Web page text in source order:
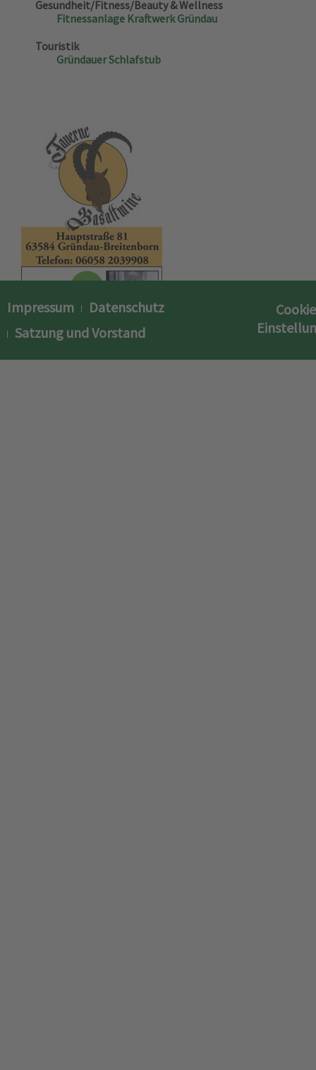
Gesundheit/Fitness/Beauty & Wellness
Fitnessanlage Kraftwerk Gründau
Touristik
Gründauer Schlafstub
Impressum
Datenschutz
Satzung und Vorstand